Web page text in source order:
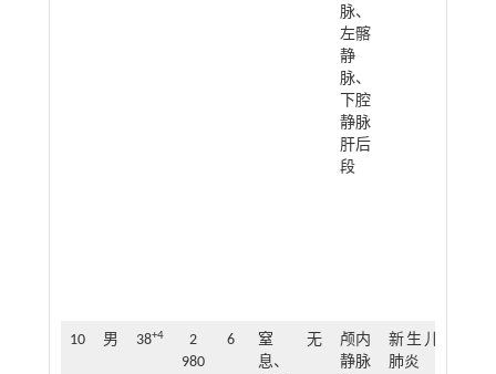
脉、
左髂
静
脉、
下腔
静脉
肝后
段
10 男 38+4
2
980
6
窒
息、
无
颅内
静脉
新生儿
肺炎